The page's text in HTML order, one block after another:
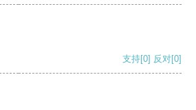
支持[0] 反对[0]